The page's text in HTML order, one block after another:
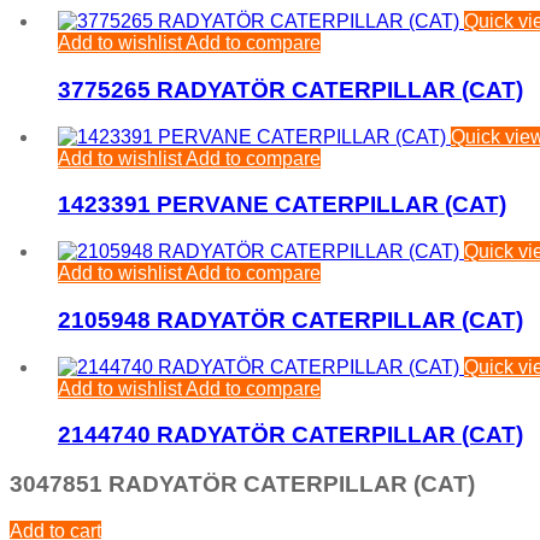
Quick
Add to wishlistAdd to compare
3775265 RADYATÖR CATERPILLAR (CAT)
Quick
Add to wishlistAdd to compare
1423391 PERVANE CATERPILLAR (CAT)
Quick
Add to wishlistAdd to compare
2105948 RADYATÖR CATERPILLAR (CAT)
Quick
Add to wishlistAdd to compare
2144740 RADYATÖR CATERPILLAR (CAT)
3047851 RADYATÖR CATERPILLAR (CAT)
Add to cart